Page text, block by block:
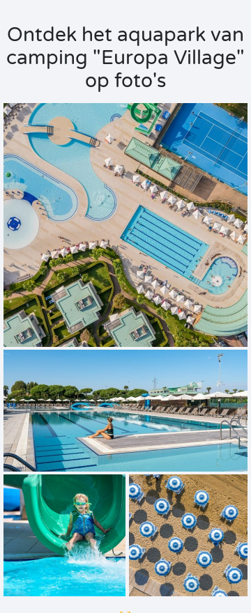
Ontdek het aquapark van
camping "Europa Village"
op foto's